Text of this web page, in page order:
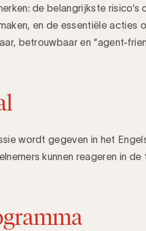
de belangrijkste
en de essentiële acties
betrouwbaar en “agent-
wordt gegeven in het
kunnen reageren in de